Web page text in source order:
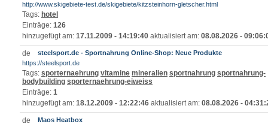
http://www.skigebiete-test.de/skigebiete/kitzsteinhorn-gletscher.html
Tags: hotel
Einträge: 126
hinzugefügt am: 17.11.2009 - 14:19:40 aktualisiert am: 08.08.2026 -
steelsport.de - Sportnahrung Online-Shop: Neue Produkte
https://steelsport.de
Tags: sporternaehrung vitamine mineralien sportnahrung sportnahrung-
bodybuilding sporternaehrung-eiweiss
Einträge: 1
hinzugefügt am: 18.12.2009 - 12:22:46 aktualisiert am: 08.08.2026 -
Maos Heatbox